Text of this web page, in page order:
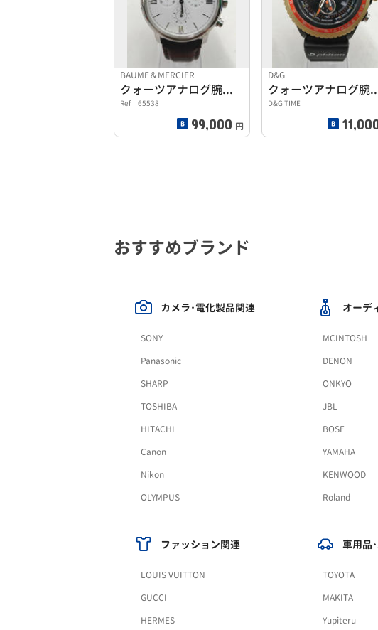
BAUME＆MERCIER
クォーツアナログ腕時計
Ref 65538
99,000 円
D&G
クォーツア
D&G TIME
おすすめブランド
カメラ･電化製品関連
SONY
Panasonic
SHARP
TOSHIBA
HITACHI
Canon
Nikon
OLYMPUS
オーデ
MCINTOSH
DENON
ONKYO
JBL
BOSE
YAMAHA
KENWOOD
Roland
ファッション関連
LOUIS VUITTON
GUCCI
HERMES
車用品
TOYOTA
MAKITA
Yupiteru